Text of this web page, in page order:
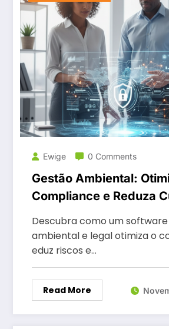
Ewige 0 Comments
Gestão Ambiental:
Compliance e Reduza
com Software
Descubra como um
ambiental e legal otimiza o
eduz riscos e…
Read More